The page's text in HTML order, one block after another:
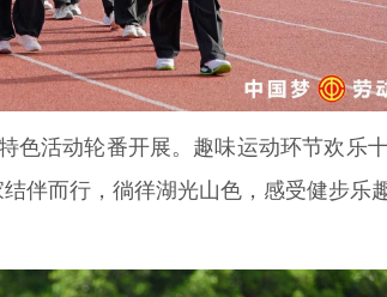
活动轮番开展。趣味运动环节欢乐
伴而行，徜徉湖光山色，感受健步乐